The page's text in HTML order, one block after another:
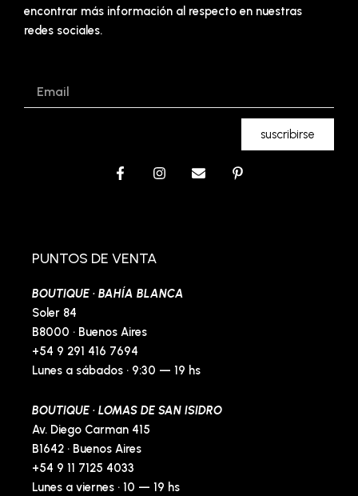
encontrar más información al respecto en nuestras
redes sociales.
suscribirse
F
o
k
f
I
E
P
PUNTOS DE VENTA
BOUTIQUE · BAHÍA BLANCA
Soler 84
B8000 · Buenos Aires
+54 9 291 416 7694
Lunes a sábados · 9:30 — 19 hs
BOUTIQUE · LOMAS DE SAN ISIDRO
Av. Diego Carman 415
B1642 · Buenos Aires
+54 9 11 7125 4033
Lunes a viernes · 10 — 19 hs